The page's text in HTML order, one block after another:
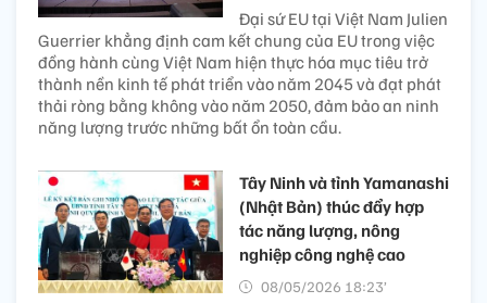
Đại sứ EU tại Việt Nam Julien
Guerrier khẳng định cam kết chung của EU trong việc
đồng hành cùng Việt Nam hiện thực hóa mục tiêu trở
thành nền kinh tế phát triển vào năm 2045 và đạt phát
thải ròng bằng không vào năm 2050, đảm bảo an ninh
năng lượng trước những bất ổn toàn cầu.
Tây Ninh và tỉnh Yamanashi
(Nhật Bản) thúc đẩy hợp
tác năng lượng, nông
nghiệp công nghệ cao
08/05/2026 18:23’